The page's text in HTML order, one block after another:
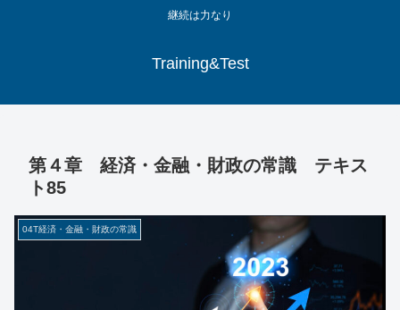
継続は力なり
Training&Test
第４章 経済・金融・財政の常識 テキス
ト85
04T経済・金融・財政の常識